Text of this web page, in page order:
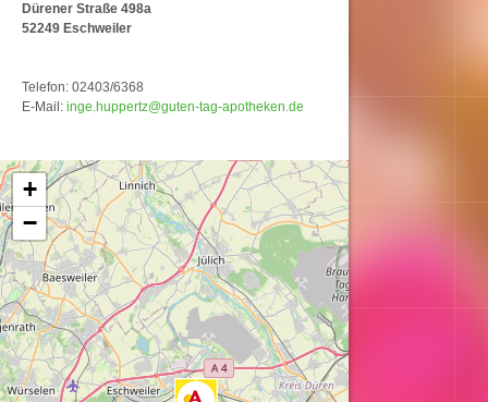
Dürener Straße 498a
52249 Eschweiler
Telefon: 02403/6368
E-Mail: inge.huppertz@guten-tag-apotheken.de
Karte wird geladen...
+
−